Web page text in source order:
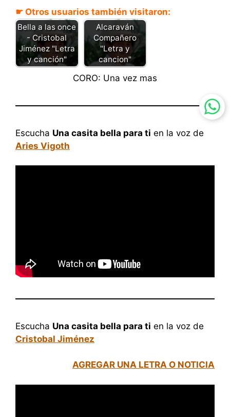
☛ Otros usuarios también visitaron:
Bella a las once
- Cristobal
Jiménez "Letra
y canción"
Alcaraván
Compañero
"Letra y
cancion"
CORO: Una vez mas
Escucha Una casita bella para ti en la voz de
Aries Vigoth
Escucha Una casita bella para ti en la voz de
Cristobal Jiménez
AGREGAR UNA LETRA O NOTICIA